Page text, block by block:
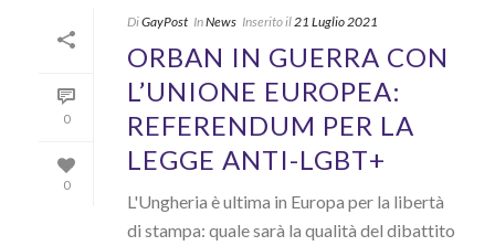
0
0
DiGayPost InNews Inserito il 21 Luglio 2021
ORBAN IN GUERRA CON
L’UNIONE EUROPEA:
REFERENDUM PER LA
LEGGE ANTI-LGBT+
L'Ungheria è ultima in Europa per la libertà
di stampa: quale sarà la qualità del dibattito